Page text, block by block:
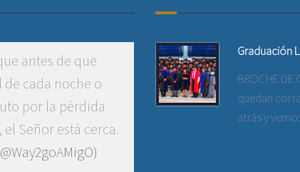
antes de que
cada noche o
por la pérdida
Señor está cerca.
Graduación
BROCHE DE
quedan
atrás y